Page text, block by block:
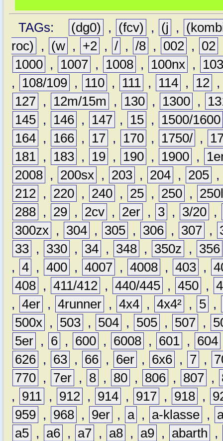
TAGs: (dg0) , (fcv) , (j ,
roc)
, (w , +2 , / , /8 , 002 , 02
1000 , 1007 , 1008 , 100nx ,
,
108/109 , 110 , 111 , 114 , 12
127 , 12m/15m , 130 , 1300 ,
145 , 146 , 147 , 15 ,
1500/1600
164 , 166 , 17 , 170 , 1750/ ,
181 , 183 , 19 , 190 , 1900 ,
2008 , 200sx , 203 , 204 , 205 ,
212 , 220 , 240 , 25 , 250 ,
288 , 29 , 2cv , 2er , 3 , 3/20 ,
300zx , 304 , 305 , 306 , 307 ,
33 , 330 , 34 , 348 , 350z ,
356
, 4 , 400 , 4007 , 4008 , 403 ,
408 , 411/412 , 440/445 , 450 ,
, 4er , 4runner , 4x4 , 4x4² , 5 ,
500x , 503 , 504 , 505 , 507 ,
5er , 6 , 600 , 6008 , 601 , 604
626 , 63 , 66 , 6er , 6x6 , 7 ,
770 , 7er , 8 , 80 , 806 , 807 ,
,
911 , 912 , 914 , 917 , 918 ,
959 , 968 , 9er , a , a-klasse ,
a5 , a6 , a7 , a8 , a9 , abarth
,